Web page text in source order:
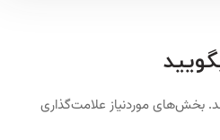
بخش‌های موردنیاز علامت‌گذاری